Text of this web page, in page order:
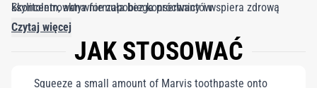
ksylitolem, aktywnie zapobiega próchnicy i wspiera zdrową
równowagę w jamie ustnej. Ta bogata, skoncentrowana pasta
nie zawiera konserwantów i emanuje świeżością oceanu,
Skoncentrowana formuła bez konserwantów
Czytaj więcej
JAK STOSOWAĆ
Squeeze a small amount of Marvis toothpaste onto